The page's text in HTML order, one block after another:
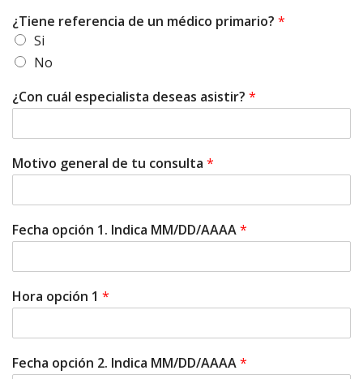
¿Tiene referencia de un médico primario? *
Si
No
¿Con cuál especialista deseas asistir? *
Motivo general de tu consulta *
Fecha opción 1. Indica MM/DD/AAAA*
Hora opción 1 *
Fecha opción 2. Indica MM/DD/AAAA*